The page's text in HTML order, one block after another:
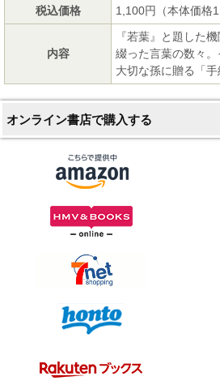
税込価格
1,100円（本体価格
内容
『若葉』と題した
綴った言葉の数々
大切な孫に贈る「手
オンライン書店で購入する